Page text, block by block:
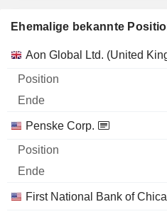
Ehemalige bekannte
Unternehmen Position Ende
Aon Global Ltd. (United
Penske Corp.
First National Bank of